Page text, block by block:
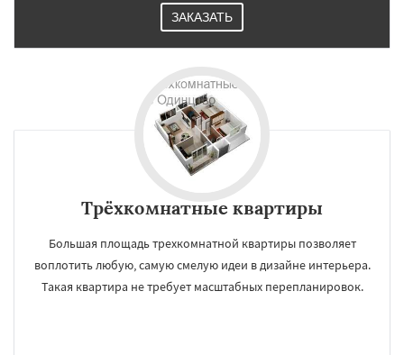
ЗАКАЗАТЬ
Трёхкомнатные квартиры
Большая площадь трехкомнатной квартиры позволяет
воплотить любую, самую смелую идеи в дизайне интерьера.
Такая квартира не требует масштабных перепланировок.